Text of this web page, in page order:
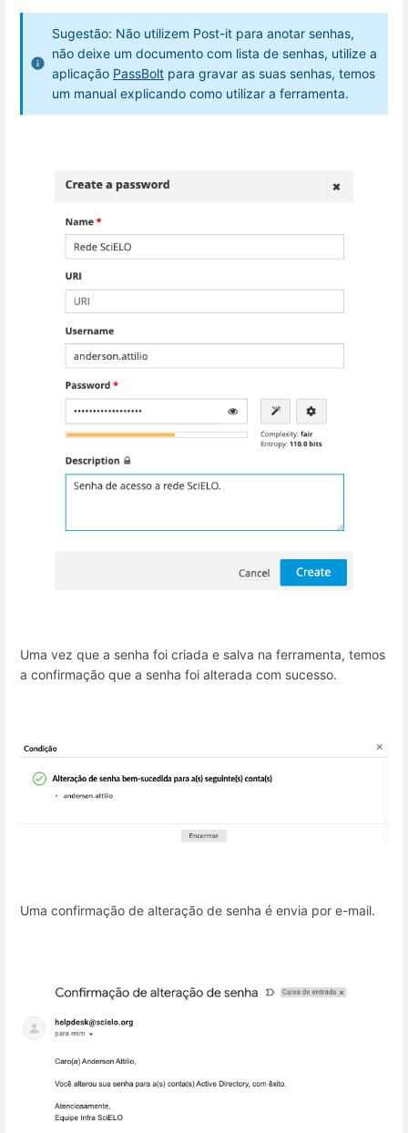
Sugestão: Não utilizem Post-it para anotar senhas,
não deixe um documento com lista de senhas, utilize a
aplicação PassBolt para gravar as suas senhas, temos
um manual explicando como utilizar a ferramenta.
Uma vez que a senha foi criada e salva na ferramenta, temos
a confirmação que a senha foi alterada com sucesso.
Uma confirmação de alteração de senha é envia por e-mail.